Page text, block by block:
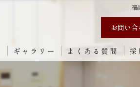
福
お問い
ギャラリー よくある質問 採